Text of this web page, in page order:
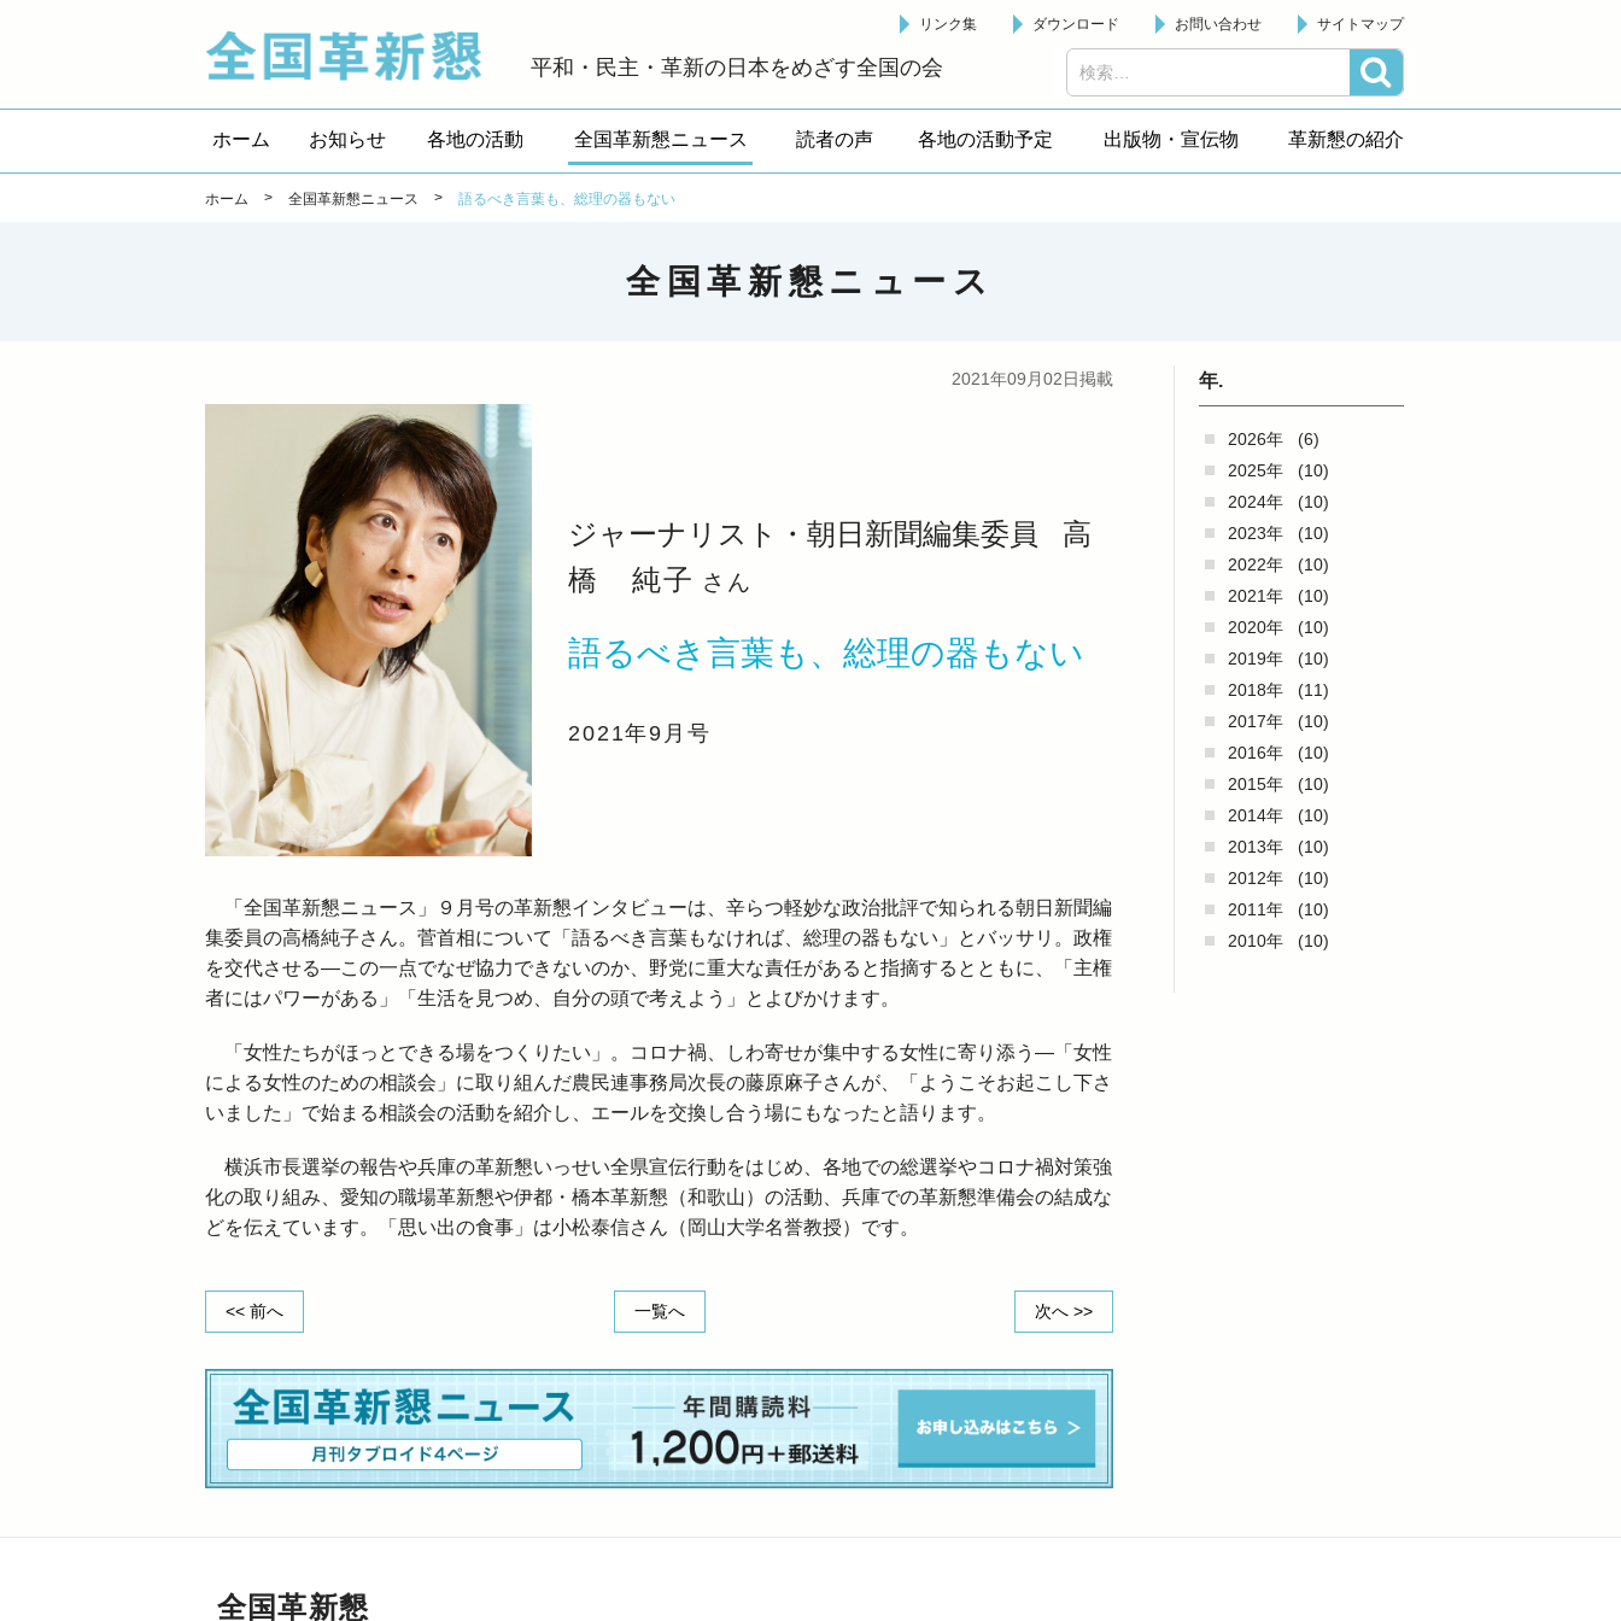
平和・民主・革新の日本をめざす全国の会
リンク集 ダウンロード お問い合わせ サイトマップ
ホーム お知らせ 各地の活動 全国革新懇ニュース 読者の声 各地の活動予定 出版物・宣伝物 革新懇の紹介
ホーム > 全国革新懇ニュース > 語るべき言葉も、総理の器もない
全国革新懇ニュース
2021年09月02日掲載
ジャーナリスト・朝日新聞編集委員
高
橋 純子 さん
語るべき言葉も、総理の器もない
2021年9月号
「全国革新懇ニュース」９月号の革新懇インタビューは、辛らつ軽妙な政治批評で知られる朝日新聞編
集委員の高橋純子さん。菅首相について「語るべき言葉もなければ、総理の器もない」とバッサリ。政権
を交代させる―この一点でなぜ協力できないのか、野党に重大な責任があると指摘するとともに、「主権
者にはパワーがある」「生活を見つめ、自分の頭で考えよう」とよびかけます。
「女性たちがほっとできる場をつくりたい」。コロナ禍、しわ寄せが集中する女性に寄り添う―「女性
による女性のための相談会」に取り組んだ農民連事務局次長の藤原麻子さんが、「ようこそお起こし下さ
いました」で始まる相談会の活動を紹介し、エールを交換し合う場にもなったと語ります。
横浜市長選挙の報告や兵庫の革新懇いっせい全県宣伝行動をはじめ、各地での総選挙やコロナ禍対策強
化の取り組み、愛知の職場革新懇や伊都・橋本革新懇（和歌山）の活動、兵庫での革新懇準備会の結成な
どを伝えています。「思い出の食事」は小松泰信さん（岡山大学名誉教授）です。
<< 前へ 一覧へ 次へ >>
年.
2026年
(6)
2025年
(10)
2024年
(10)
2023年
(10)
2022年
(10)
2021年
(10)
2020年
(10)
2019年
(10)
2018年
(11)
2017年
(10)
2016年
(10)
2015年
(10)
2014年
(10)
2013年
(10)
2012年
(10)
2011年
(10)
2010年
(10)
全国革新懇